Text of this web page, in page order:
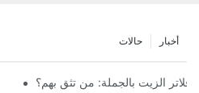
أخبار حالات
أفضل شركات تصنيع
الزيت بالجملة: من تثق بهم؟